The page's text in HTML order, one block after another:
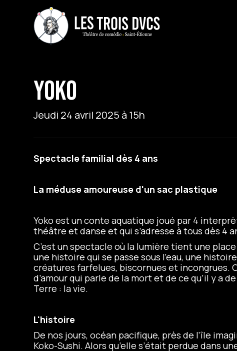
YOKO
Jeudi 24 avril 2025 à 15h
Spectacle familial dès 4 ans
La méduse amoureuse d'un sac plastique
Yoko est un conte aquatique joué par 4
théâtre et danse et qui s’adresse à tous dès 4
C’est un spectacle où la lumière tient une
une histoire qui se passe sous l’eau, une
créatures farfelues, biscornues et incongrues.
d’amour qui parle de la mort et de ce qu’il y a
Terre : la vie.
L'histoire
De nos jours, océan pacifique, près de l’île
Koko-Sushi. Alors qu’elle s’était perdue dans